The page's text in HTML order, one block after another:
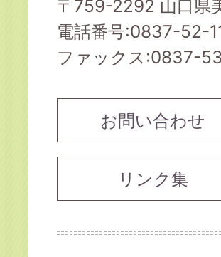
〒759-2292 山口県
電話番号:0837-52-
ファックス:0837-
お問い合わせ
リンク集